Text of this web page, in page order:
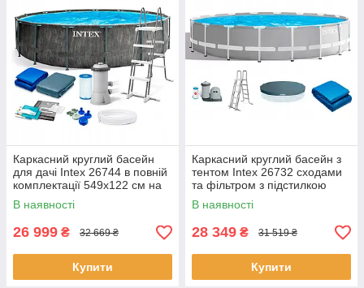
Каркасний круглий басейн
для дачі Intex 26744 в повній
комплектації 549х122 см на
24310 л графітовий
В наявності
26 999 ₴ 32 669 ₴
Купити
Каркасний круглий басейн з
тентом Intex 26732 сходами
та фільтром з підстилкою
549х122 см на 24311 л сірий
В наявності
28 349 ₴ 31 519 ₴
Купити